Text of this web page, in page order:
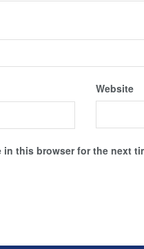
Website
in this browser for the next